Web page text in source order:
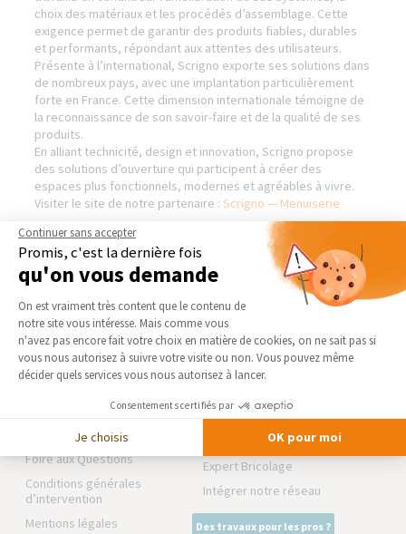
choix des matériaux et les procédés d’assemblage. Cette
exigence permet de garantir des produits fiables, durables
et performants, répondant aux attentes des utilisateurs.
Présente à l’international, Scrigno exporte ses solutions dans
de nombreux pays, avec une implantation particulièrement
forte en France. Cette dimension internationale témoigne de
la reconnaissance de son savoir-faire et de la qualité de ses
produits.
En alliant technicité, design et innovation, Scrigno propose
des solutions d’ouverture qui participent à créer des
espaces plus fonctionnels, modernes et agréables à vivre.
Visiter le site de notre partenaire :Scrigno — Menuiserie
AGENCE DE CAMBRAI-CAUDRY
Qui sommes-nous
Actualités
Notre charte qualité
Partenaires
Trouver une agence
Devenir franchisé
Foire aux Questions
Conditions générales
d’intervention
Mentions légales
NOS DOMAINES
D’INTERVENTION
EXTENSION
RÉNOVATION INTÉRIEURE
TRAVAUX EXTÉRIEURS
NOS PARTENAIRES
La Maison des Architectes
Expert Bricolage
Intégrer notre réseau
Des travaux pour les pros ?
Continuer sans accepter
Promis, c'est la dernière fois
qu'on vous demande
Plateforme de Gestion du
On est vraiment très content que le contenu de
notre site vous intéresse. Mais comme vous
n'avez pas encore fait votre choix en matière de cookies, on ne sait pas si
vous nous autorisez à suivre votre visite ou non. Vous pouvez même
décider quels services vous nous autorisez à lancer.
Consentements certifiés par
Je choisis OK pour moi
Axeptio consent